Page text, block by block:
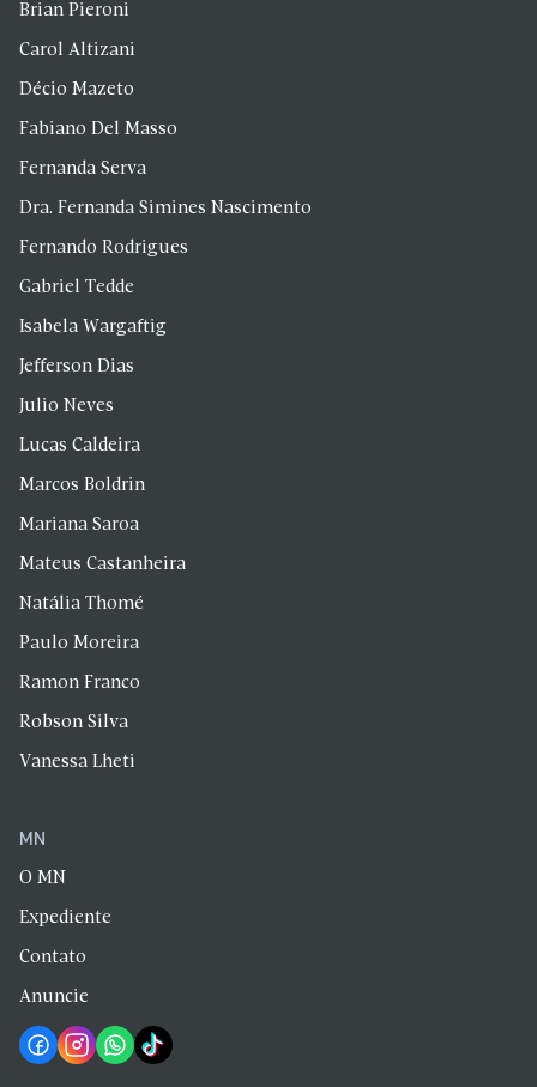
Brian Pieroni
Carol Altizani
Décio Mazeto
Fabiano Del Masso
Fernanda Serva
Dra. Fernanda Simines Nascimento
Fernando Rodrigues
Gabriel Tedde
Isabela Wargaftig
Jefferson Dias
Julio Neves
Lucas Caldeira
Marcos Boldrin
Mariana Saroa
Mateus Castanheira
Natália Thomé
Paulo Moreira
Ramon Franco
Robson Silva
Vanessa Lheti
MN
O MN
Expediente
Contato
Anuncie